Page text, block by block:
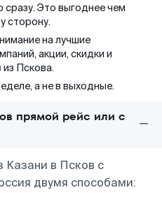
сразу. Это выгоднее чем
сторону.
на лучшие
акции, скидки и
Пскова.
а не в выходные.
прямой рейс или с
Казани в Псков с
двумя способами: